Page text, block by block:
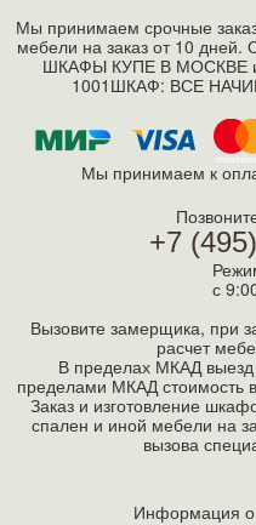
Мы принимаем срочные
мебели на заказ от 10
ШКАФЫ КУПЕ В МОСКВЕ
1001ШКАФ: ВСЕ
Мы принимаем к
+7
с
Вызовите замерщика, при
расчет
В пределах МКАД
пределами МКАД стоимость
Заказ и изготовление
спален и иной мебели на
вызова
Информация